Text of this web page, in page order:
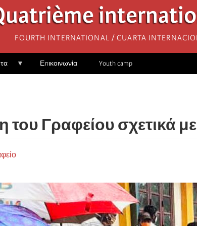
Fourth International / Cuarta
Επικοινωνία Youth camp
Γραφείου σχετικά με